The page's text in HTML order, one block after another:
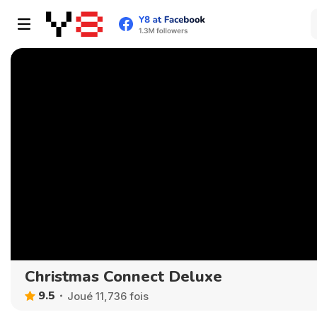
Christmas Connect Deluxe
9.5 Joué 11,736 fois